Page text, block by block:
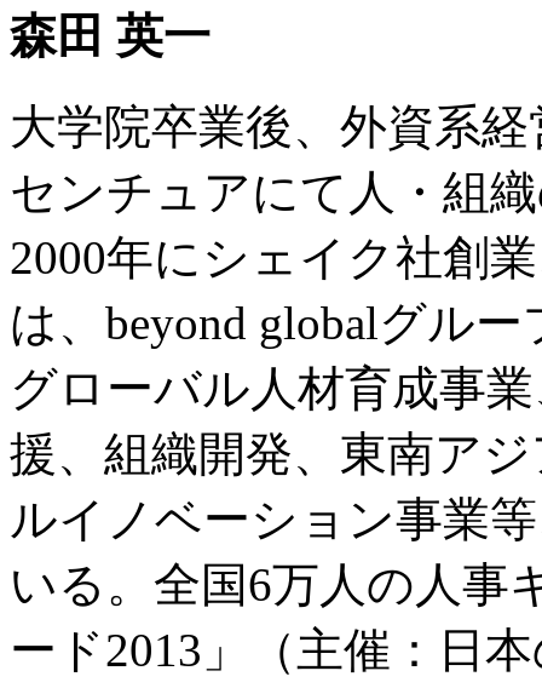
森田 英一
大学院卒業後、外資系
センチュアにて人・組
2000年にシェイク社創
は、beyond globalグル
グローバル人材育成事
援、組織開発、東南ア
ルイノベーション事業
いる。全国6万人の人事
ード2013」（主催：日